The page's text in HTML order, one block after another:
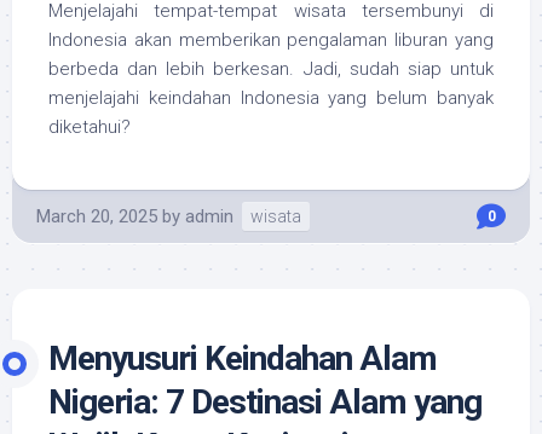
Menjelajahi tempat-tempat wisata tersembunyi di
Indonesia akan memberikan pengalaman liburan yang
berbeda dan lebih berkesan. Jadi, sudah siap untuk
menjelajahi keindahan Indonesia yang belum banyak
diketahui?
March 20, 2025 by admin wisata 0
Menyusuri Keindahan Alam
Nigeria: 7 Destinasi Alam yang